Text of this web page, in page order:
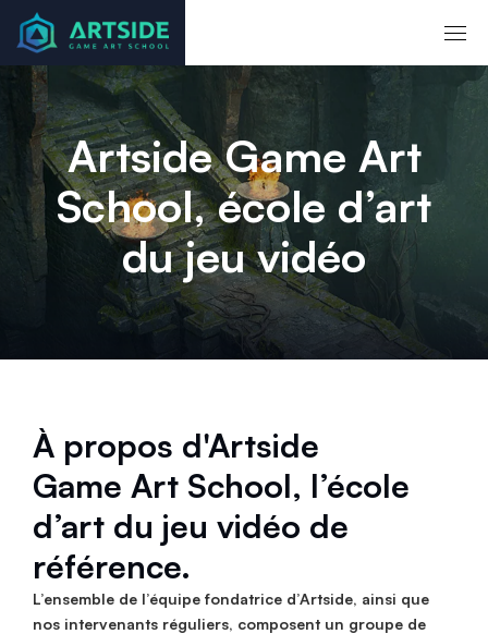
Artside Game Art
School, école d’art
du jeu vidéo
À propos d'Artside
Game Art School, l’école
d’art du jeu vidéo de
référence.
L’ensemble de l’équipe fondatrice d’Artside, ainsi que
nos intervenants réguliers, composent un groupe de